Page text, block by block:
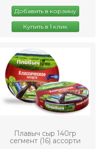
Добавить в корзину
Купить в 1 клик
Плавыч сыр 140гр
сегмент (16) ассорти